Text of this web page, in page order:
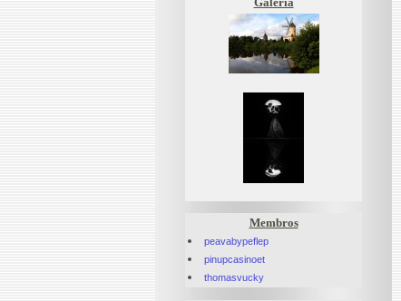
Membros
peavabypeflep
pinupcasinoet
thomasvucky